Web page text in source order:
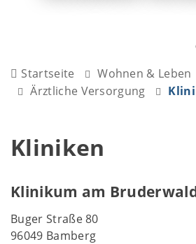
Startseite
Wohnen & Leben
Ärztliche Versorgung
Kliniken
Klinikum am
Buger Straße 80
96049 Bamberg